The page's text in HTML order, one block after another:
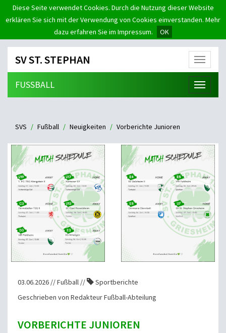
Diese Seite verwendet Cookies. Durch die Nutzung dieser Website
erklären Sie sich mit der Verwendung von Cookies einverstanden. Mehr
dazu erfahren Sie im Impressum.
OK
Menü
SV ST. STEPHAN
Menü
FUSSBALL
SVS Fußball Neuigkeiten Vorberichte Junioren
03.06.2026 // Fußball //
Sportberichte
Geschrieben von Redakteur Fußball-Abteilung
VORBERICHTE JUNIOREN